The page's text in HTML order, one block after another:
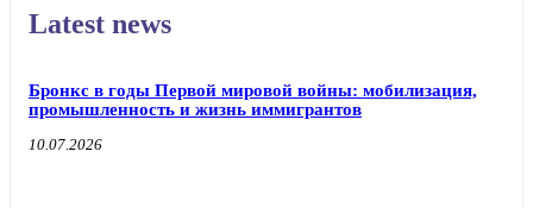
Latest news
Бронкс в годы Первой мировой войны: мобилизация,
промышленность и жизнь иммигрантов
10.07.2026